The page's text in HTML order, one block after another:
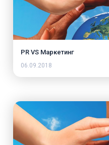
PR VS Маркетинг
06.09.2018